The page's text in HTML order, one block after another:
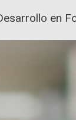
en